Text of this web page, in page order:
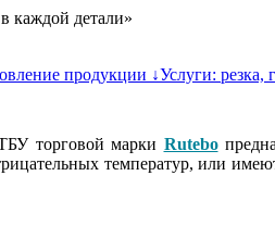
каждой детали»
продукции ↓Услуги: резка,
торговой марки Rutebo
температур, или